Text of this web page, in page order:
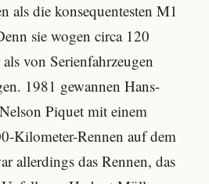
als die konsequentesten M1
sie wogen circa 120
von Serienfahrzeugen
1981 gewannen Hans-
Piquet mit einem
Kilometer-Rennen auf dem
allerdings das Rennen, das